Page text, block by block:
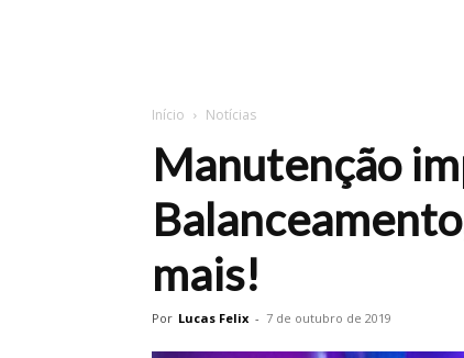
Início Notícias
Manutenção
mais!
Por Lucas Felix - 7 de outubro de 2019